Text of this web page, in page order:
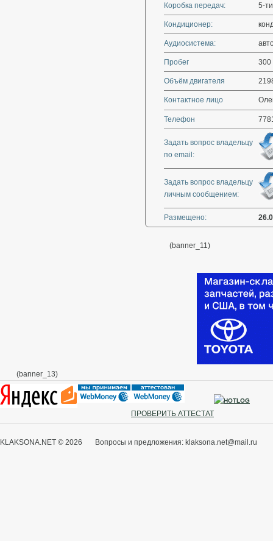
Коробка передач: 5-
Кондиционер:
Аудиосистема:
Пробег 300
Объём двигателя
Контактное лицо
Телефон
Задать вопрос владельцу
по email:
Задать вопрос владельцу
личным сообщением:
Размещено:
(banner_11)
(banner_13)
ПРОВЕРИТЬ АТТЕСТАТ
KLAKSONA.NET © 2026 Вопросы и предложения: klaksona.net@mail.ru